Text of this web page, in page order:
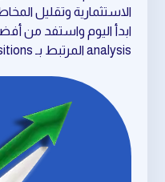
الاستثمارية وتقليل
analysis المرتبط بـ long positions.